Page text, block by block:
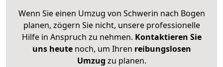
Wenn Sie einen Umzug von Schwerin nach Bogen
planen, zögern Sie nicht, unsere professionelle
Hilfe in Anspruch zu nehmen. Kontaktieren Sie
uns heutenoch, um Ihren reibungslosen
Umzug zu planen.